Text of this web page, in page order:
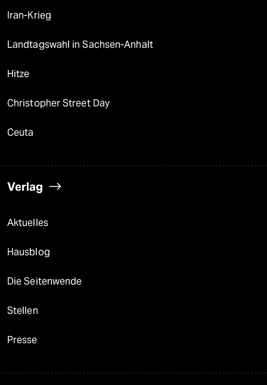
Iran-Krieg
Landtagswahl in Sachsen-Anhalt
Hitze
Christopher Street Day
Ceuta
Verlag
Aktuelles
Hausblog
Die Seitenwende
Stellen
Presse